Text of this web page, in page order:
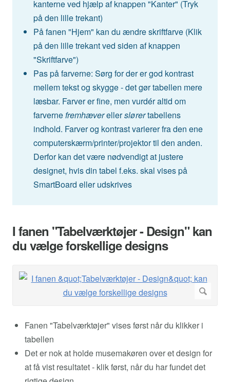
kanterne ved hjælp af knappen "Kanter" (Tryk
på den lille trekant)
På fanen "Hjem" kan du ændre skriftfarve (Klik
på den lille trekant ved siden af knappen
"Skriftfarve")
Pas på farverne: Sørg for der er god kontrast
mellem tekst og skygge - det gør tabellen mere
læsbar. Farver er fine, men vurdér altid om
farvernefremhæverellerslørertabellens
indhold. Farver og kontrast varierer fra den ene
computerskærm/printer/projektor til den anden.
Derfor kan det være nødvendigt at justere
designet, hvis din tabel f.eks. skal vises på
SmartBoard eller udskrives
I fanen "Tabelværktøjer - Design" kan
du vælge forskellige designs
Fanen "Tabelværktøjer" vises først når du klikker i
tabellen
Det er nok at holde musemakøren over et design for
at få vist resultatet - klik først, når du har fundet det